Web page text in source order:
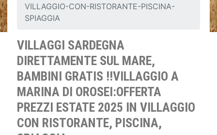
VILLAGGIO-CON-RISTORANTE-PISCINA-
SPIAGGIA
VILLAGGI SARDEGNA
DIRETTAMENTE SUL MARE,
BAMBINI GRATIS !!VILLAGGIO A
MARINA DI OROSEI:OFFERTA
PREZZI ESTATE 2025 IN VILLAGGIO
CON RISTORANTE, PISCINA,